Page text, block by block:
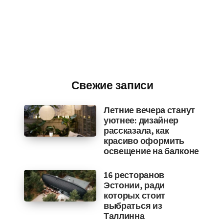
Свежие записи
Летние вечера станут
уютнее: дизайнер
рассказала, как
красиво оформить
освещение на балконе
16 ресторанов
Эстонии, ради
которых стоит
выбраться из
Таллинна